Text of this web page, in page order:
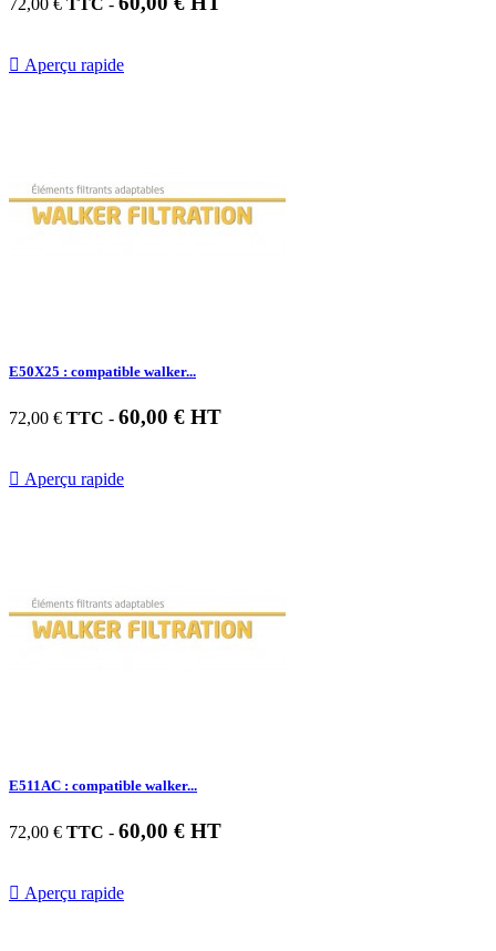
72,00 € TTC -
 Aperçu rapide
E50X25 : compatible walker...
72,00 € TTC - 60,00 € HT
 Aperçu rapide
E511AC : compatible walker...
72,00 € TTC - 60,00 € HT
 Aperçu rapide